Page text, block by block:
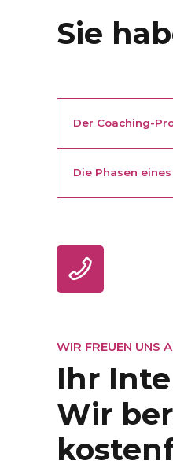
Sie
Der Coaching-
Die Phasen
2. Phase:
WIR FREUEN UNS
Ihr
Wir